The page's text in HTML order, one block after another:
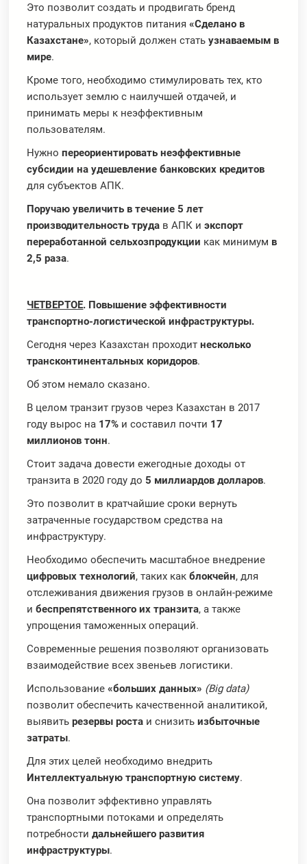
Это позволит создать и продвигать бренд
натуральных продуктов питания«Сделано в
Казахстане», который должен статьузнаваемым в
мире.
Кроме того, необходимо стимулировать тех, кто
использует землю с наилучшей отдачей, и
принимать меры к неэффективным
пользователям.
Нужнопереориентировать неэффективные
субсидии на удешевление банковских кредитов
для субъектов АПК.
Поручаю увеличить в течение 5 лет
производительность труда в АПК иэкспорт
переработанной сельхозпродукции как минимум в
2,5 раза.
ЧЕТВЕРТОЕ. Повышение эффективности
транспортно-логистической инфраструктуры.
Сегодня через Казахстан проходитнесколько
трансконтинентальных коридоров.
Об этом немало сказано.
В целом транзит грузов через Казахстан в 2017
году вырос на 17% и составил почти 17
миллионов тонн.
Стоит задача довести ежегодные доходы от
транзита в 2020 году до5 миллиардов долларов.
Это позволит в кратчайшие сроки вернуть
затраченные государством средства на
инфраструктуру.
Необходимо обеспечить масштабное внедрение
цифровых технологий, таких какблокчейн, для
отслеживания движения грузов в онлайн-режиме
ибеспрепятственного их транзита, а также
упрощения таможенных операций.
Современные решения позволяют организовать
взаимодействие всех звеньев логистики.
Использование«больших данных» (Big data)
позволит обеспечить качественной аналитикой,
выявитьрезервы роста и снизитьизбыточные
затраты.
Для этих целей необходимо внедрить
Интеллектуальную транспортную систему.
Она позволит эффективно управлять
транспортными потоками и определять
потребностидальнейшего развития
инфраструктуры.